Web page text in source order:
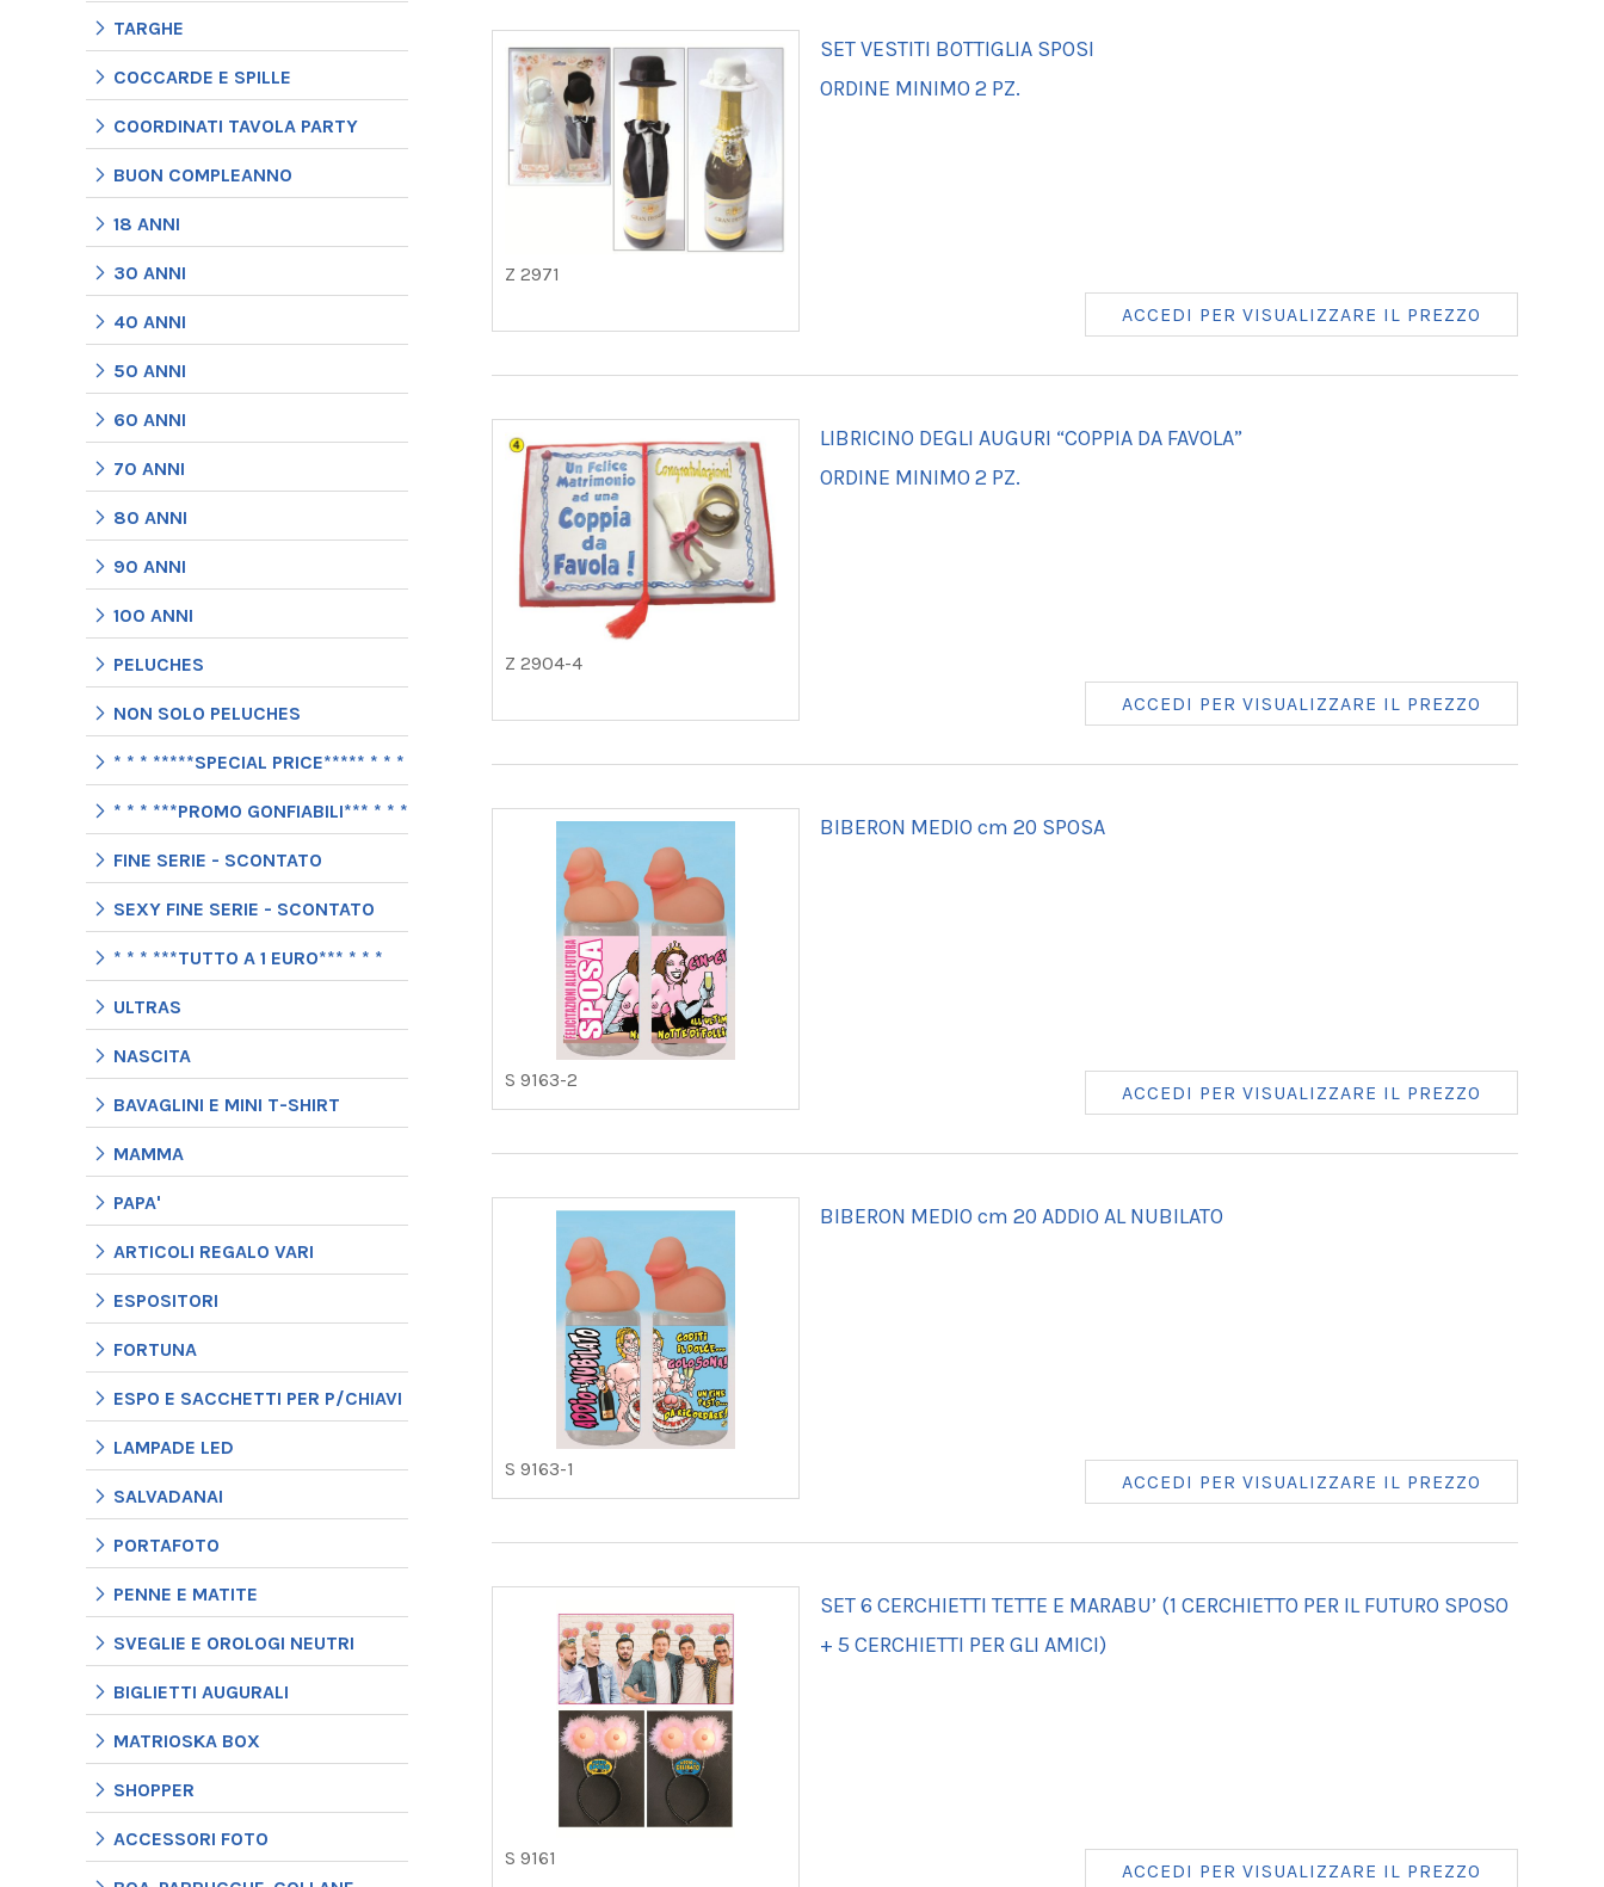
TARGHE
COCCARDE E SPILLE
COORDINATI TAVOLA PARTY
BUON COMPLEANNO
18 ANNI
30 ANNI
40 ANNI
50 ANNI
60 ANNI
70 ANNI
80 ANNI
90 ANNI
100 ANNI
PELUCHES
NON SOLO PELUCHES
* * * *****SPECIAL PRICE***** * * *
* * * ***PROMO GONFIABILI*** * * *
FINE SERIE - SCONTATO
SEXY FINE SERIE - SCONTATO
* * * ***TUTTO A 1 EURO*** * * *
ULTRAS
NASCITA
BAVAGLINI E MINI T-SHIRT
MAMMA
PAPA'
ARTICOLI REGALO VARI
ESPOSITORI
FORTUNA
ESPO E SACCHETTI PER P/CHIAVI
LAMPADE LED
SALVADANAI
PORTAFOTO
PENNE E MATITE
SVEGLIE E OROLOGI NEUTRI
BIGLIETTI AUGURALI
MATRIOSKA BOX
SHOPPER
ACCESSORI FOTO
Z 2971
SET VESTITI BOTTIGLIA SPOSI
ORDINE MINIMO 2 PZ.
ACCEDI PER VISUALIZZARE IL PREZZO
Z 2904-4
LIBRICINO DEGLI AUGURI “COPPIA DA FAVOLA”
ORDINE MINIMO 2 PZ.
ACCEDI PER VISUALIZZARE IL PREZZO
S 9163-2
BIBERON MEDIO cm 20 SPOSA
ACCEDI PER VISUALIZZARE IL PREZZO
S 9163-1
BIBERON MEDIO cm 20 ADDIO AL NUBILATO
ACCEDI PER VISUALIZZARE IL PREZZO
S 9161
SET 6 CERCHIETTI TETTE E MARABU’ (1 CERCHIETTO PER IL FUTURO SPOSO
+ 5 CERCHIETTI PER GLI AMICI)
ACCEDI PER VISUALIZZARE IL PREZZO